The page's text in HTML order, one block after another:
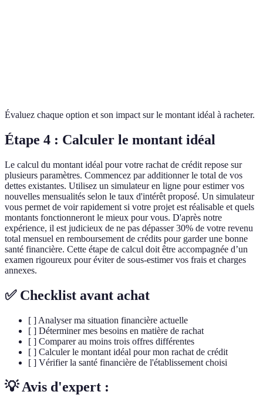
Évaluez chaque option et son impact sur le montant idéal à racheter.
Étape 4 : Calculer le montant idéal
Le calcul du montant idéal pour votre rachat de crédit repose sur
plusieurs paramètres. Commencez par additionner le total de vos
dettes existantes. Utilisez un simulateur en ligne pour estimer vos
nouvelles mensualités selon le taux d'intérêt proposé. Un simulateur
vous permet de voir rapidement si votre projet est réalisable et quels
montants fonctionneront le mieux pour vous. D'après notre
expérience, il est judicieux de ne pas dépasser 30% de votre revenu
total mensuel en remboursement de crédits pour garder une bonne
santé financière. Cette étape de calcul doit être accompagnée d’un
examen rigoureux pour éviter de sous-estimer vos frais et charges
annexes.
✅ Checklist avant achat
[ ] Analyser ma situation financière actuelle
[ ] Déterminer mes besoins en matière de rachat
[ ] Comparer au moins trois offres différentes
[ ] Calculer le montant idéal pour mon rachat de crédit
[ ] Vérifier la santé financière de l'établissement choisi
💡 Avis d'expert :